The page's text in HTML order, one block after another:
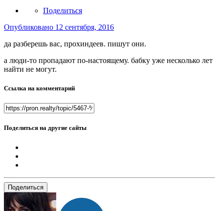
Поделиться
Опубликовано 12 сентября, 2016
да разберешь вас, прохиндеев. пишут они.
а люди-то пропадают по-настоящему. бабку уже несколько лет
найти не могут.
Ссылка на комментарий
Поделиться на другие сайты
Поделиться